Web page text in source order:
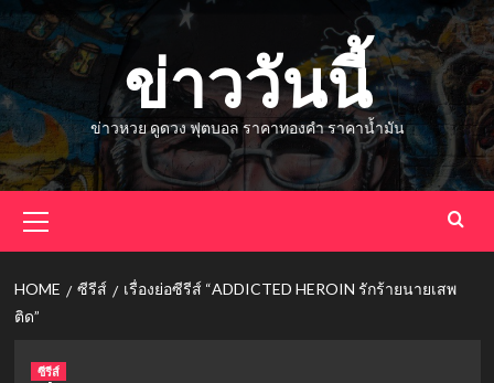
Skip
ข่าววันนี้
ข่าวหวย ดูดวง ฟุตบอล ราคาทองคำ ราคาน้ำมัน
Menu
HOME ซีรีส์
เรื่องย่อซีรีส์ “ADDICTED HEROIN รักร้ายนายเสพ
ติด”
ซีรีส์